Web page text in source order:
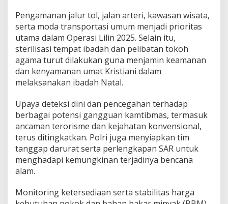
Pengamanan jalur tol, jalan arteri, kawasan wisata,
serta moda transportasi umum menjadi prioritas
utama dalam Operasi Lilin 2025. Selain itu,
sterilisasi tempat ibadah dan pelibatan tokoh
agama turut dilakukan guna menjamin keamanan
dan kenyamanan umat Kristiani dalam
melaksanakan ibadah Natal.
Upaya deteksi dini dan pencegahan terhadap
berbagai potensi gangguan kamtibmas, termasuk
ancaman terorisme dan kejahatan konvensional,
terus ditingkatkan. Polri juga menyiapkan tim
tanggap darurat serta perlengkapan SAR untuk
menghadapi kemungkinan terjadinya bencana
alam.
Monitoring ketersediaan serta stabilitas harga